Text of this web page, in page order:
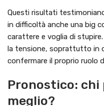
Questi risultati
in difficoltà anche una big
carattere e voglia di
la tensione, soprattutto in
confermare il proprio ruolo
Pronostico: chi
meglio?